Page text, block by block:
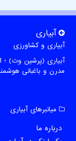
آبیاری
آبیاری و کشاورزی
آبیاری (پرشین وت) ؛
مدرن و باغبانی
میانبرهای آبیاری
درباره ما